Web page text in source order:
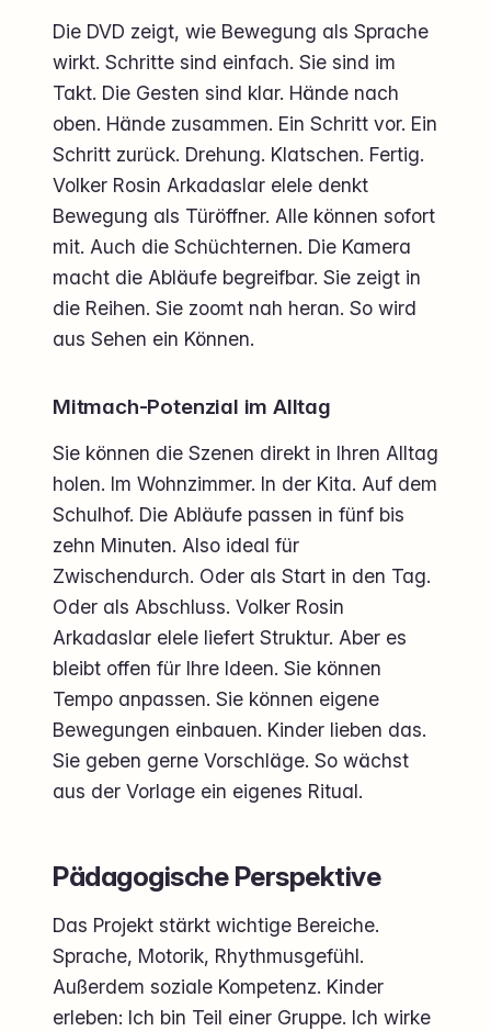
Die DVD zeigt, wie Bewegung als Sprache
wirkt. Schritte sind einfach. Sie sind im
Takt. Die Gesten sind klar. Hände nach
oben. Hände zusammen. Ein Schritt vor. Ein
Schritt zurück. Drehung. Klatschen. Fertig.
Volker Rosin Arkadaslar elele denkt
Bewegung als Türöffner. Alle können sofort
mit. Auch die Schüchternen. Die Kamera
macht die Abläufe begreifbar. Sie zeigt in
die Reihen. Sie zoomt nah heran. So wird
aus Sehen ein Können.
Mitmach-Potenzial im Alltag
Sie können die Szenen direkt in Ihren Alltag
holen. Im Wohnzimmer. In der Kita. Auf dem
Schulhof. Die Abläufe passen in fünf bis
zehn Minuten. Also ideal für
Zwischendurch. Oder als Start in den Tag.
Oder als Abschluss. Volker Rosin
Arkadaslar elele liefert Struktur. Aber es
bleibt offen für Ihre Ideen. Sie können
Tempo anpassen. Sie können eigene
Bewegungen einbauen. Kinder lieben das.
Sie geben gerne Vorschläge. So wächst
aus der Vorlage ein eigenes Ritual.
Pädagogische Perspektive
Das Projekt stärkt wichtige Bereiche.
Sprache, Motorik, Rhythmusgefühl.
Außerdem soziale Kompetenz. Kinder
erleben: Ich bin Teil einer Gruppe. Ich wirke